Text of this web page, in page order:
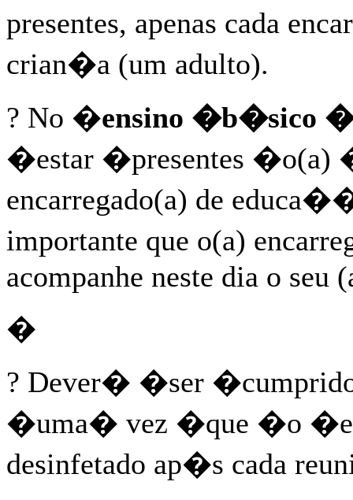
presentes, apenas cada
crian�a (um adulto).
? No �ensino �b�sico
�estar �presentes �o(a)
encarregado(a) de
importante que o(a)
acompanhe neste dia o seu
�
? Dever� �ser
�uma� vez �que �o
desinfetado ap�s cada